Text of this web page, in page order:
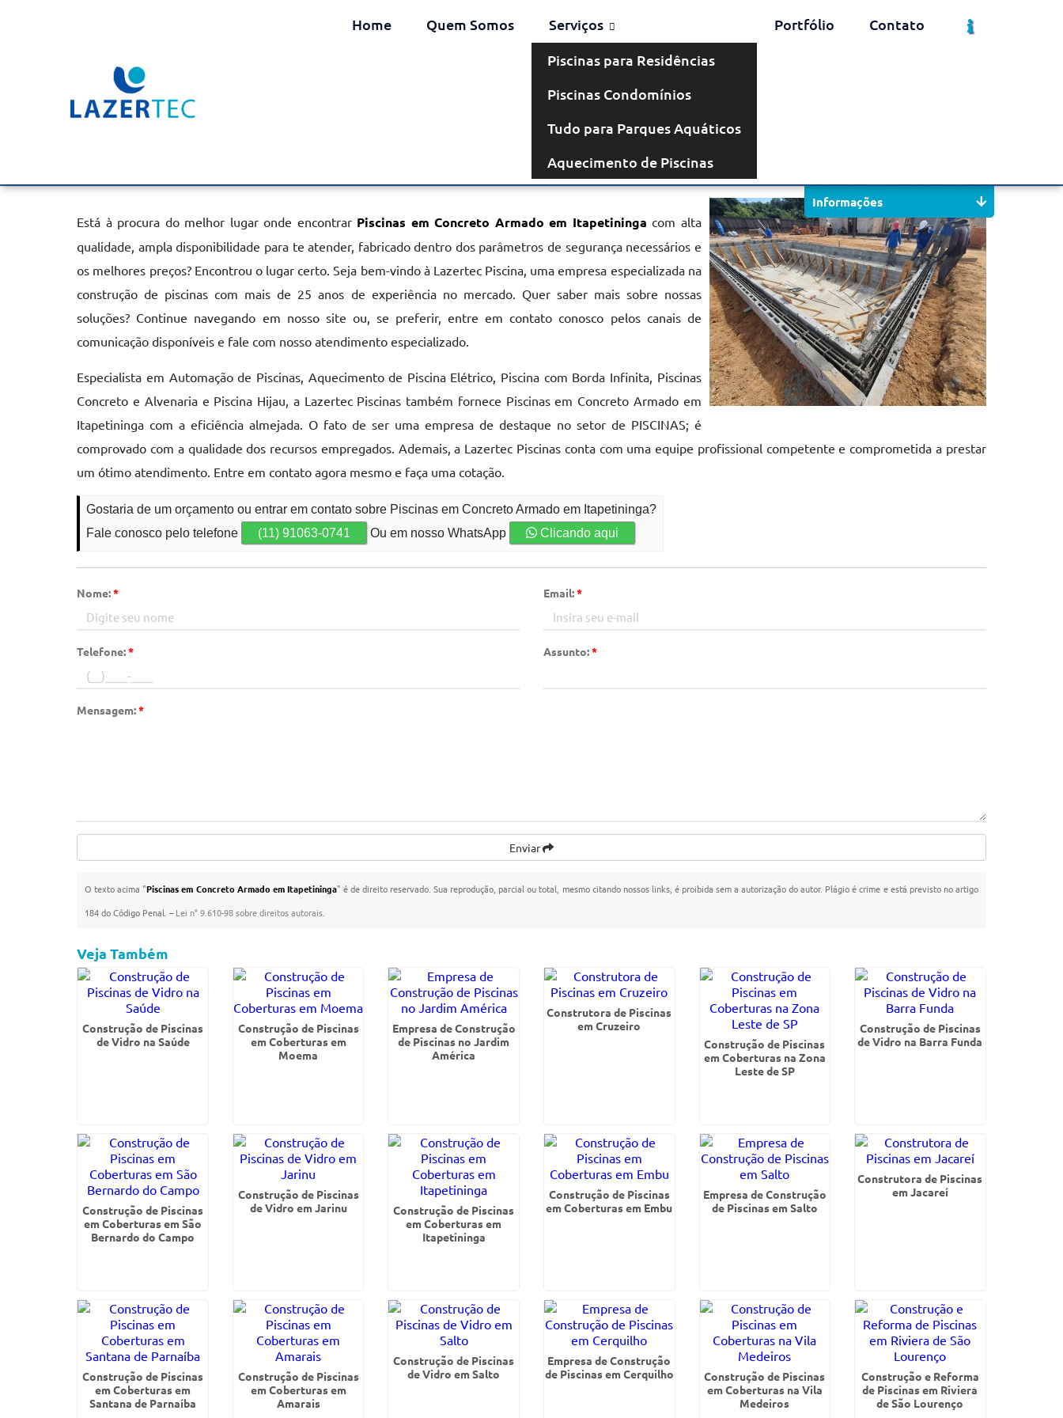
Home Quem Somos
Serviços
Piscinas para Residências
Piscinas Condomínios
Tudo para Parques Aquáticos
Aquecimento de Piscinas
Portfólio Contato
Piscinas em Concreto Armado em
Solicite um Orçamento
Está à procura do melhor lugar onde encontrar Piscinas em Concreto Armado em Itapetininga com alta
qualidade, ampla disponibilidade para te atender, fabricado dentro dos parâmetros de segurança necessários e
os melhores preços? Encontrou o lugar certo. Seja bem-vindo à Lazertec Piscina, uma empresa especializada na
construção de piscinas com mais de 25 anos de experiência no mercado. Quer saber mais sobre nossas
soluções? Continue navegando em nosso site ou, se preferir, entre em contato conosco pelos canais de
comunicação disponíveis e fale com nosso atendimento especializado.
Especialista em Automação de Piscinas, Aquecimento de Piscina Elétrico, Piscina com Borda Infinita, Piscinas
Concreto e Alvenaria e Piscina Hijau, a Lazertec Piscinas também fornece Piscinas em Concreto Armado em
Itapetininga com a eficiência almejada. O fato de ser uma empresa de destaque no setor de PISCINAS; é
comprovado com a qualidade dos recursos empregados. Ademais, a Lazertec Piscinas conta com uma equipe profissional competente e comprometida a prestar
um ótimo atendimento. Entre em contato agora mesmo e faça uma cotação.
Gostaria de um orçamento ou entrar em contato sobre Piscinas em Concreto Armado em Itapetininga?
Fale conosco pelo telefone
(11) 91063-0741 Ou em nosso WhatsApp Clicando aqui
Nome:* Email:*
Telefone:* Assunto:*
Mensagem:*
Enviar
O texto acima "Piscinas em Concreto Armado em Itapetininga" é de direito reservado. Sua reprodução, parcial ou total, mesmo citando nossos links, é proibida sem a autorização do autor. Plágio é crime e está previsto no artigo
184 do Código Penal. –Lei n° 9.610-98 sobre direitos autorais
Informações
Veja Também
Construção de Piscinas
de Vidro na Saúde
Construção de Piscinas
em Coberturas em
Moema
Empresa de Construção
de Piscinas no Jardim
América
Construtora de Piscinas
em Cruzeiro
Construção de Piscinas
em Coberturas na Zona
Leste de SP
Construção de Piscinas
de Vidro na Barra Funda
Construção de Piscinas
em Coberturas em São
Bernardo do Campo
Construção de Piscinas
de Vidro em Jarinu
Construção de Piscinas
em Coberturas em
Itapetininga
Construção de Piscinas
em Coberturas em Embu
Empresa de Construção
de Piscinas em Salto
Construtora de Piscinas
em Jacareí
Construção de Piscinas
em Coberturas em
Santana de Parnaíba
Construção de Piscinas
em Coberturas em
Amarais
Construção de Piscinas
de Vidro em Salto
Empresa de Construção
de Piscinas em Cerquilho
Construção de Piscinas
em Coberturas na Vila
Medeiros
Construção e Reforma
de Piscinas em Riviera
de São Lourenço